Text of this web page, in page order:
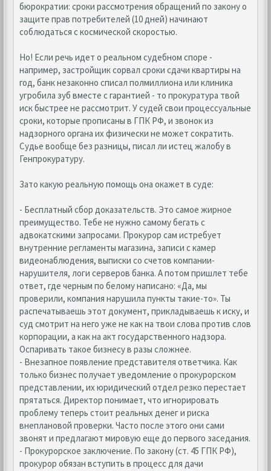
бюрократии: сроки рассмотрения обращений по закону о
защите прав потребителей (10 дней) начинают
соблюдаться с космической скоростью.
Но! Если речь идет о реальном судебном споре -
например, застройщик сорвал сроки сдачи квартиры на
год, банк незаконно списал полмиллиона или клиника
угробила зуб вместе с гарантией - то прокуратура твой
иск быстрее не рассмотрит. У судей свои процессуальные
сроки, которые прописаны в ГПК РФ, и звонок из
надзорного органа их физически не может сократить.
Судье вообще без разницы, писал ли истец жалобу в
Генпрокуратуру.
Зато какую реальную помощь она окажет в суде:
- Бесплатный сбор доказательств. Это самое жирное
преимущество. Тебе не нужно самому бегать с
адвокатскими запросами. Прокурор сам истребует
внутренние регламенты магазина, записи с камер
видеонаблюдения, выписки со счетов компании-
нарушителя, логи серверов банка. А потом пришлет тебе
ответ, где черным по белому написано: «Да, мы
проверили, компания нарушила пункты такие-то». Ты
распечатываешь этот документ, прикладываешь к иску, и
суд смотрит на него уже не как на твои слова против слов
корпорации, а как на акт государственного надзора.
Оспаривать такое бизнесу в разы сложнее.
- Внезапное появление представителя ответчика. Как
только бизнес получает уведомление о прокурорском
представлении, их юридический отдел резко перестает
прятаться. Директор понимает, что игнорировать
проблему теперь стоит реальных денег и риска
внеплановой проверки. Часто после этого они сами
звонят и предлагают мировую еще до первого заседания.
- Прокурорское заключение. По закону (ст. 45 ГПК РФ),
прокурор обязан вступить в процесс для дачи